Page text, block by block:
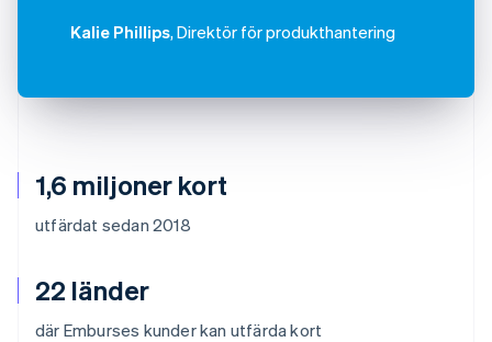
1,6 miljoner kort
utfärdat sedan 2018
22 länder
där Emburses kunder kan utfärda kort
Kalie Phillips, Direktör för produkthantering